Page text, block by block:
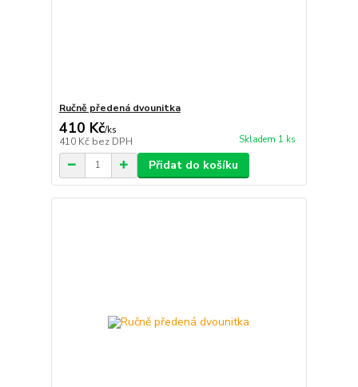
Ručně předená dvounitka
410 Kč/ks
410 Kč bez DPH Skladem 1 ks
Přidat do košíku